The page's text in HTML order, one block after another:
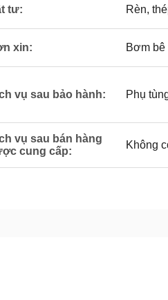
tư: Rèn,
xin: Bơm bê
vụ sau bảo hành: Phụ
vụ sau bán hàng
cung cấp:
Không